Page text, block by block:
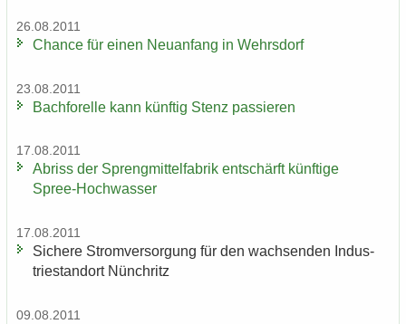
26.08.2011
Chan­ce für einen Neu­an­fang in Wehrs­dorf
23.08.2011
Bach­fo­rel­le kann künf­tig Stenz pas­sie­ren
17.08.2011
Ab­riss der Spreng­mit­tel­fa­brik ent­schärft künf­ti­ge
Spree-​Hochwasser
17.08.2011
Si­che­re Strom­ver­sor­gung für den wach­sen­den In­dus­
trie­stand­ort Nün­chritz
09.08.2011